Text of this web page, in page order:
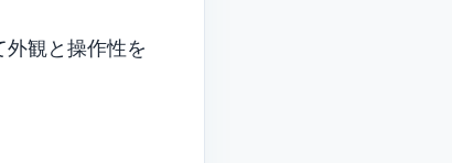
観と操作性を